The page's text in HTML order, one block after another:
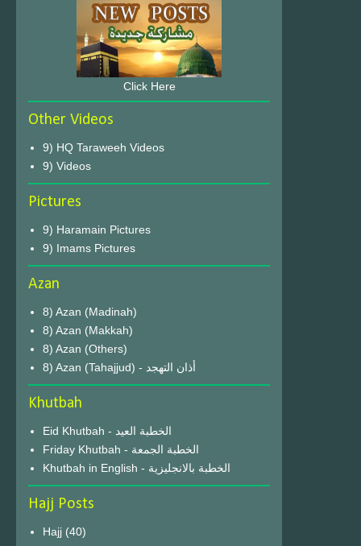
Click Here
Other Videos
9) HQ Taraweeh Videos
9) Videos
Pictures
9) Haramain Pictures
9) Imams Pictures
Azan
8) Azan (Madinah)
8) Azan (Makkah)
8) Azan (Others)
8) Azan (Tahajjud) - أذان التهجد
Khutbah
Eid Khutbah - الخطبة العيد
Friday Khutbah - الخطبة الجمعة
Khutbah in English - الخطبة بالانجليزية
Hajj Posts
Hajj (40)